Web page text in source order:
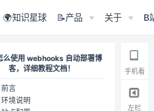
🌍知识星球 📝产品 关于 B
么使用 webhooks 自动部署博
客，详细教程文档！
言
境说明
手机看
左栏